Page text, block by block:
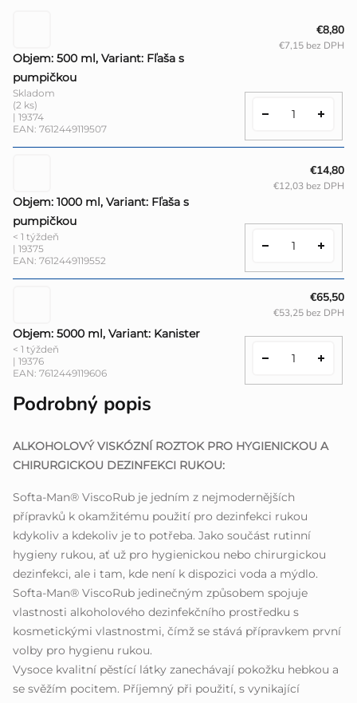
Objem: 500 ml, Variant: Fľaša s
pumpičkou
Skladom
(2 ks)
| 19374
EAN: 7612449119507
€8,80
€7,15 bez DPH
Objem: 1000 ml, Variant: Fľaša s
pumpičkou
< 1 týždeň
| 19375
EAN: 7612449119552
€14,80
€12,03 bez DPH
Objem: 5000 ml, Variant: Kanister
< 1 týždeň
| 19376
EAN: 7612449119606
€65,50
€53,25 bez DPH
Podrobný popis
ALKOHOLOVÝ VISKÓZNÍ ROZTOK PRO HYGIENICKOU A
CHIRURGICKOU DEZINFEKCI RUKOU:
Softa-Man® ViscoRub je jedním z nejmodernějších
přípravků k okamžitému použití pro dezinfekci rukou
kdykoliv a kdekoliv je to potřeba. Jako součást rutinní
hygieny rukou, ať už pro hygienickou nebo chirurgickou
dezinfekci, ale i tam, kde není k dispozici voda a mýdlo.
Softa-Man® ViscoRub jedinečným způsobem spojuje
vlastnosti alkoholového dezinfekčního prostředku s
kosmetickými vlastnostmi, čímž se stává přípravkem první
volby pro hygienu rukou.
Vysoce kvalitní pěstící látky zanechávají pokožku hebkou a
se svěžím pocitem. Příjemný při použití, s vynikající